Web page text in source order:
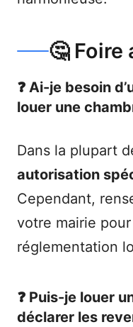
🤔
❓ Ai-je besoin
louer une
Dans la plupart
autorisation
Cependant,
votre mairie
réglementation
❓ Puis-je louer
déclarer les